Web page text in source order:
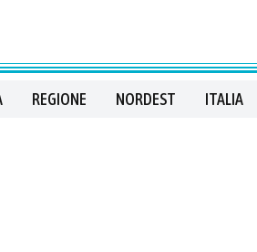
REGIONE NORDEST ITALIA